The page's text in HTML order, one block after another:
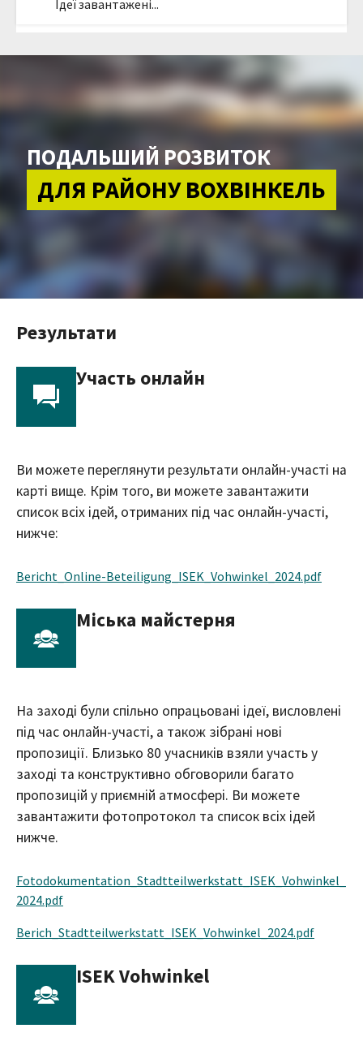
Ідеї завантажені...
ПОДАЛЬШИЙ РОЗВИТОК
ДЛЯ РАЙОНУ ВОХВІНКЕЛЬ
Результати
Участь онлайн
Ви можете переглянути результати онлайн-участі на
карті вище. Крім того, ви можете завантажити
список всіх ідей, отриманих під час онлайн-участі,
нижче:
Bericht_Online-Beteiligung_ISEK_Vohwinkel_2024.pdf
Міська майстерня
На заході були спільно опрацьовані ідеї, висловлені
під час онлайн-участі, а також зібрані нові
пропозиції. Близько 80 учасників взяли участь у
заході та конструктивно обговорили багато
пропозицій у приємній атмосфері. Ви можете
завантажити фотопротокол та список всіх ідей
нижче.
Fotodokumentation_Stadtteilwerkstatt_ISEK_Vohwinkel_
2024.pdf
Berich_Stadtteilwerkstatt_ISEK_Vohwinkel_2024.pdf
ISEK Vohwinkel